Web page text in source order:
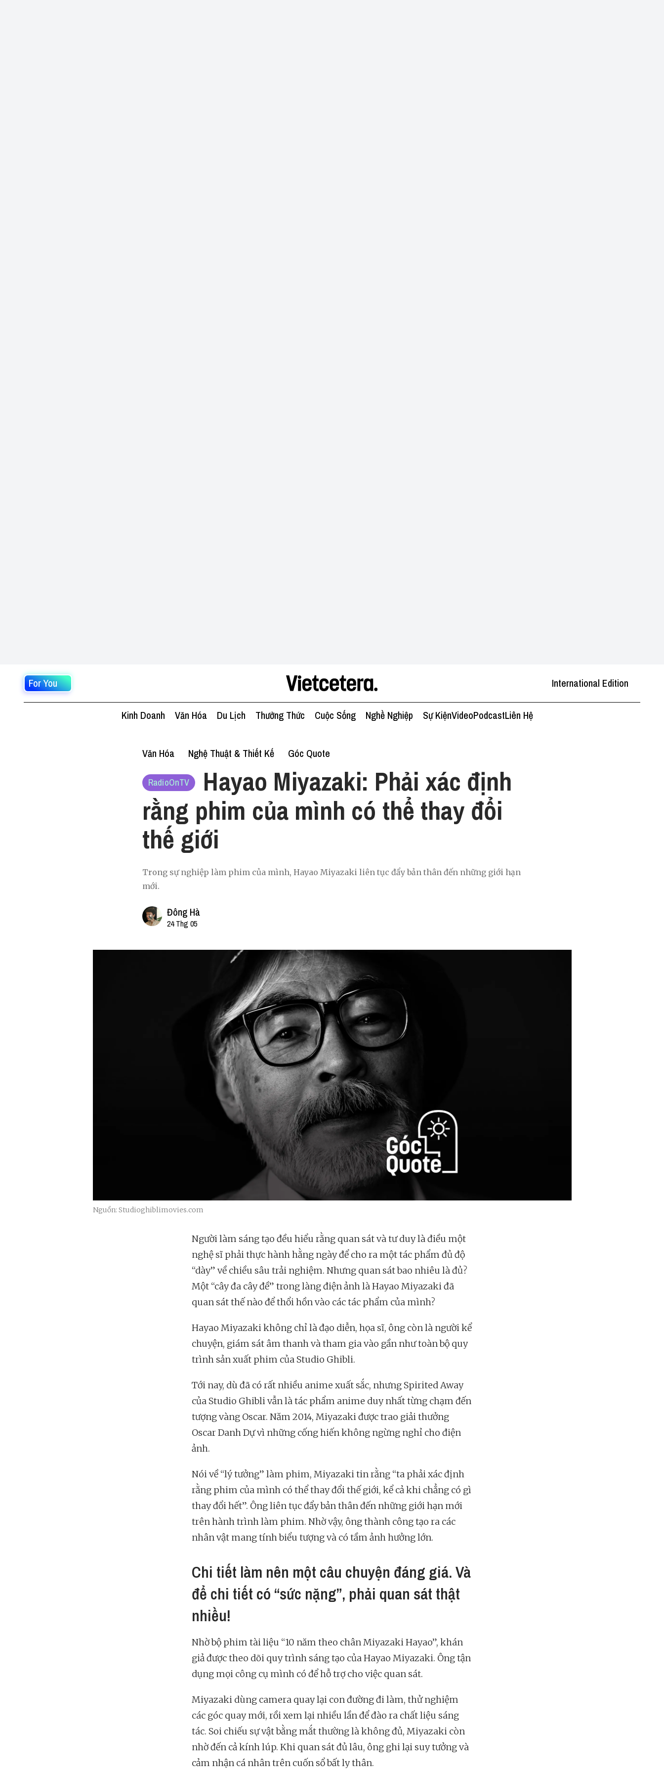
For You International Edition
Kinh Doanh Văn Hóa Du Lịch Thưởng Thức Cuộc Sống Nghề Nghiệp Sự KiệnVideoPodcastLiên Hệ
Văn Hóa Nghệ Thuật & Thiết Kế Góc Quote
RadioOnTV
Hayao Miyazaki: Phải xác định
rằng phim của mình có thể thay đổi
thế giới
Trong sự nghiệp làm phim của mình, Hayao Miyazaki liên tục đẩy bản thân đến những giới hạn
mới.
Đông Hà
24 Thg 05
Nguồn: Studioghiblimovies.com
Người làm sáng tạo đều hiểu rằng quan sát và tư duy là điều một
nghệ sĩ phải thực hành hằng ngày để cho ra một tác phẩm đủ độ
“dày” về chiều sâu trải nghiệm. Nhưng quan sát bao nhiêu là đủ?
Một “cây đa cây đề” trong làng điện ảnh là Hayao Miyazaki đã
quan sát thế nào để thổi hồn vào các tác phẩm của mình?
Hayao Miyazaki không chỉ là đạo diễn, họa sĩ, ông còn là người kể
chuyện, giám sát âm thanh và tham gia vào gần như toàn bộ quy
trình sản xuất phim của Studio Ghibli.
Tới nay, dù đã có rất nhiều anime xuất sắc, nhưng Spirited Away
của Studio Ghibli vẫn là tác phẩm anime duy nhất từng chạm đến
tượng vàng Oscar. Năm 2014, Miyazaki được trao giải thưởng
Oscar Danh Dự vì những cống hiến không ngừng nghỉ cho điện
ảnh.
Nói về “lý tưởng” làm phim, Miyazaki tin rằng “ta phải xác định
rằng phim của mình có thể thay đổi thế giới, kể cả khi chẳng có gì
thay đổi hết”. Ông liên tục đẩy bản thân đến những giới hạn mới
trên hành trình làm phim. Nhờ vậy, ông thành công tạo ra các
nhân vật mang tính biểu tượng và có tầm ảnh hưởng lớn.
Chi tiết làm nên một câu chuyện đáng giá. Và
để chi tiết có “sức nặng”, phải quan sát thật
nhiều!
Nhờ bộ phim tài liệu “10 năm theo chân Miyazaki Hayao”, khán
giả được theo dõi quy trình sáng tạo của Hayao Miyazaki. Ông tận
dụng mọi công cụ mình có để hỗ trợ cho việc quan sát.
Miyazaki dùng camera quay lại con đường đi làm, thử nghiệm
các góc quay mới, rồi xem lại nhiều lần để đào ra chất liệu sáng
tác. Soi chiếu sự vật bằng mắt thường là không đủ, Miyazaki còn
nhờ đến cả kính lúp. Khi quan sát đủ lâu, ông ghi lại suy tưởng và
cảm nhận cá nhân trên cuốn sổ bất ly thân.